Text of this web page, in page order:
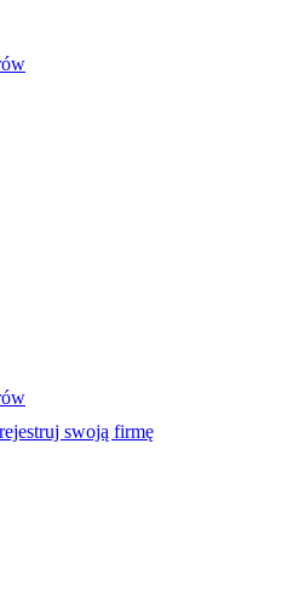
swoją firmę